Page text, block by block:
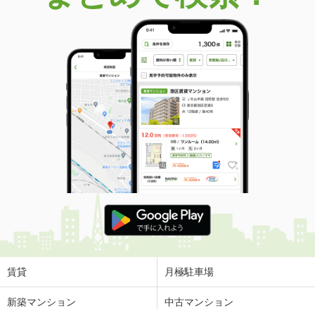
賃貸 月極駐車場
新築マンション 中古マンション